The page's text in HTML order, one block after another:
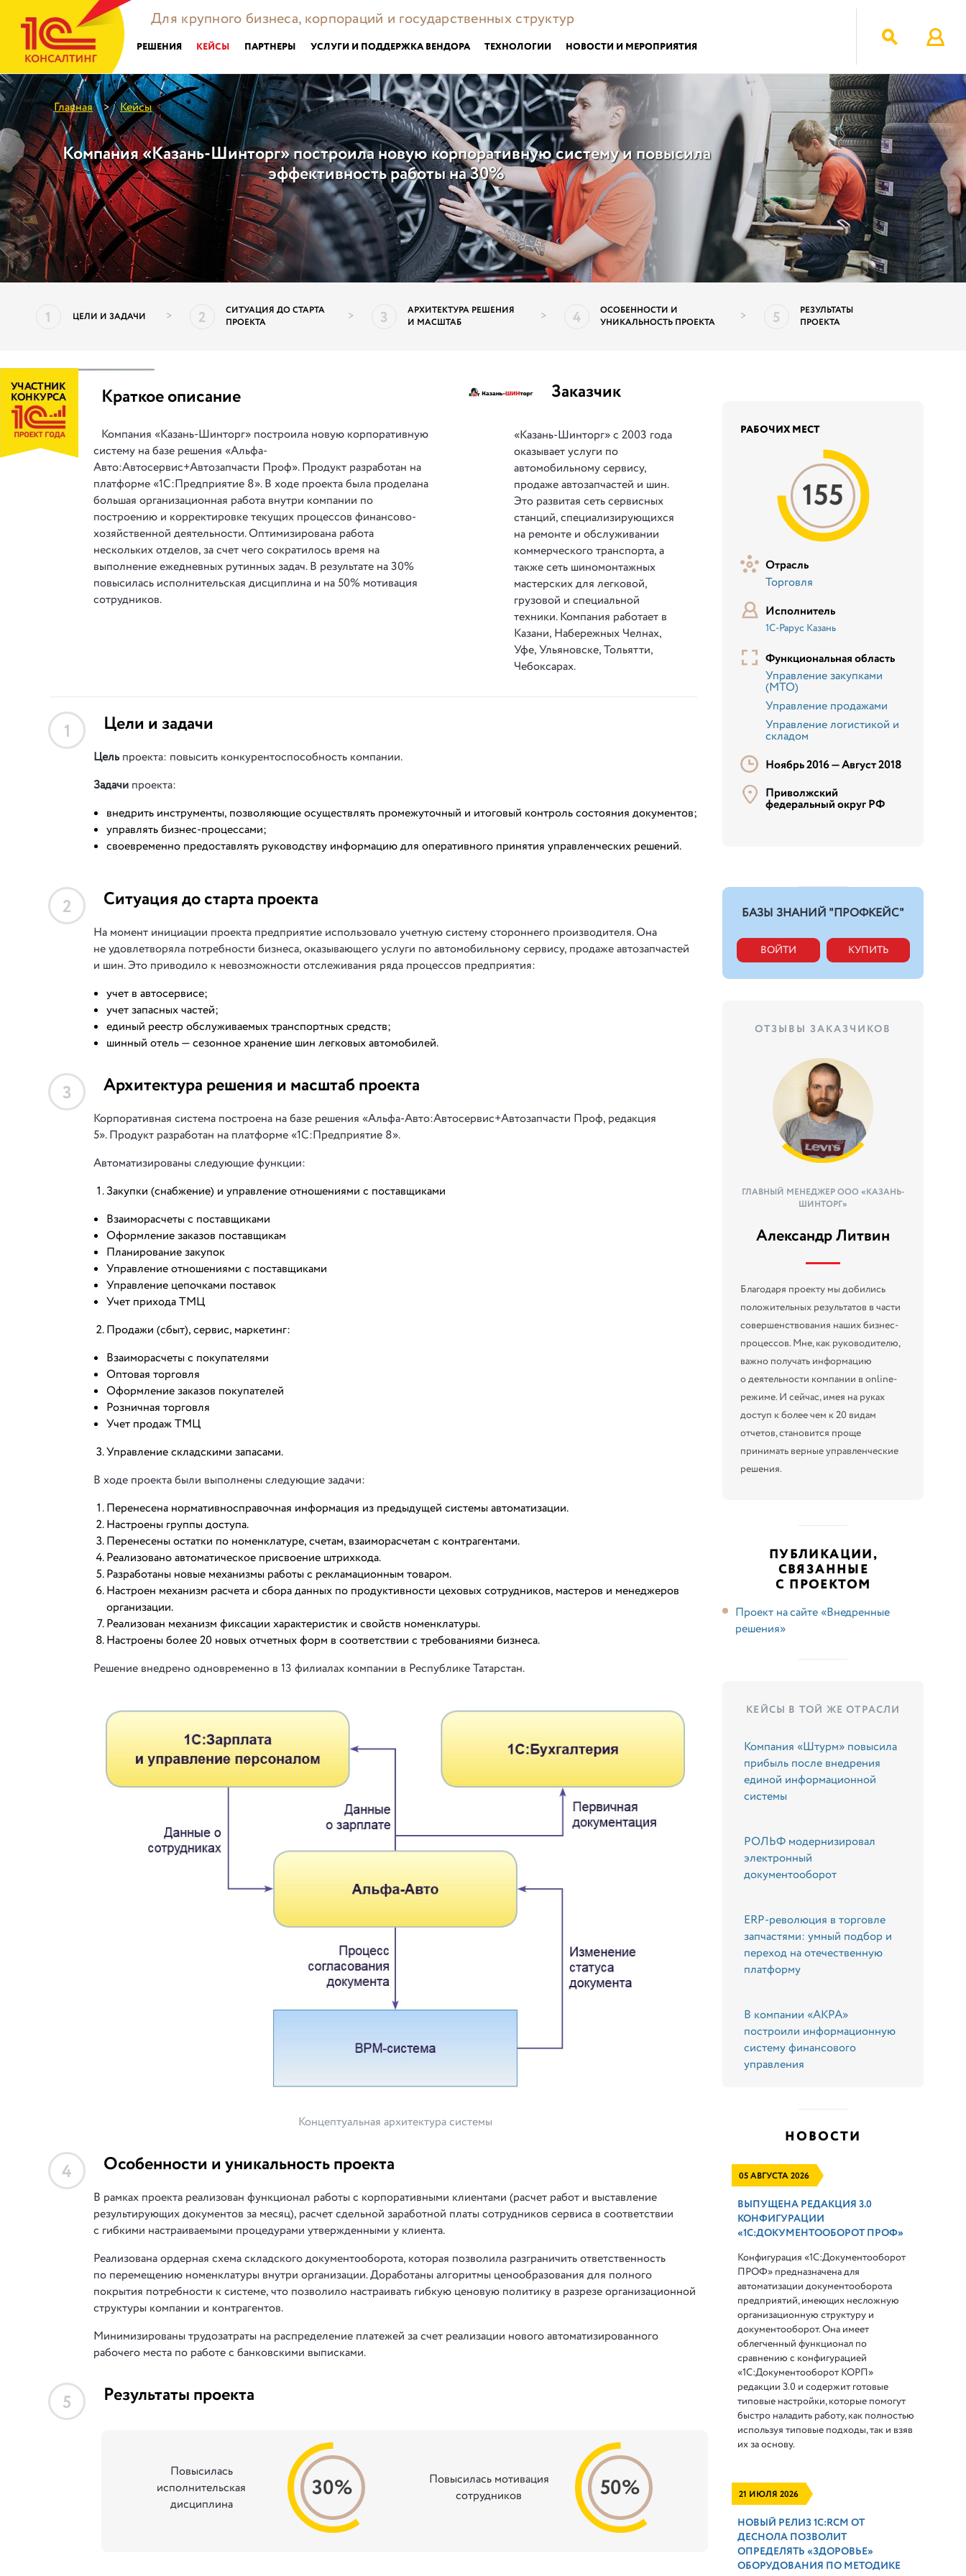
Для крупного бизнеса, корпораций и государственных структур
РЕШЕНИЯ КЕЙСЫ ПАРТНЕРЫ УСЛУГИ И ПОДДЕРЖКА ВЕНДОРА ТЕХНОЛОГИИ НОВОСТИ И МЕРОПРИЯТИЯ
Главная > Кейсы
Компания «Казань-Шинторг» построила новую корпоративную систему и повысила
эффективность работы на 30%
1 ЦЕЛИ И ЗАДАЧИ > 2
СИТУАЦИЯ ДО СТАРТА
ПРОЕКТА
> 3
АРХИТЕКТУРА РЕШЕНИЯ
И МАСШТАБ
> 4
ОСОБЕННОСТИ И
УНИКАЛЬНОСТЬ ПРОЕКТА
> 5
РЕЗУЛЬТАТЫ
ПРОЕКТА
|| Краткое описание
Компания «Казань-Шинторг» построила новую корпоративную
систему на базе решения «Альфа-
Авто:Автосервис+Автозапчасти Проф». Продукт разработан на
платформе «1С:Предприятие 8». В ходе проекта была проделана
большая организационная работа внутри компании по
построению и корректировке текущих процессов финансово-
хозяйственной деятельности. Оптимизирована работа
нескольких отделов, за счет чего сократилось время на
выполнение ежедневных рутинных задач. В результате на 30%
повысилась исполнительская дисциплина и на 50% мотивация
сотрудников.
Заказчик
«Казань-Шинторг» с 2003 года
оказывает услуги по
автомобильному сервису,
продаже автозапчастей и шин.
Это развитая сеть сервисных
станций, специализирующихся
на ремонте и обслуживании
коммерческого транспорта, а
также сеть шиномонтажных
мастерских для легковой,
грузовой и специальной
техники. Компания работает в
Казани, Набережных Челнах,
Уфе, Ульяновске, Тольятти,
Чебоксарах.
1 Цели и задачи
Цельпроекта: повысить конкурентоспособность компании.
Задачи проекта:
внедрить инструменты, позволяющие осуществлять промежуточный и итоговый контроль состояния документов;
управлять бизнес-процессами;
своевременно предоставлять руководству информацию для оперативного принятия управленческих решений.
2 Ситуация до старта проекта
На момент инициации проекта предприятие использовало учетную систему стороннего производителя. Она
не удовлетворяла потребности бизнеса, оказывающего услуги по автомобильному сервису, продаже автозапчастей
и шин. Это приводило к невозможности отслеживания ряда процессов предприятия:
учет в автосервисе;
учет запасных частей;
единый реестр обслуживаемых транспортных средств;
шинный отель — сезонное хранение шин легковых автомобилей.
3 Архитектура решения и масштаб проекта
Корпоративная система построена на базе решения «Альфа-Авто:Автосервис+Автозапчасти Проф, редакция
5». Продукт разработан на платформе «1С:Предприятие 8».
Автоматизированы следующие функции:
Закупки (снабжение) и управление отношениями с поставщиками
Взаиморасчеты с поставщиками
Оформление заказов поставщикам
Планирование закупок
Управление отношениями с поставщиками
Управление цепочками поставок
Учет прихода ТМЦ
Продажи (сбыт), сервис, маркетинг:
Взаиморасчеты с покупателями
Оптовая торговля
Оформление заказов покупателей
Розничная торговля
Учет продаж ТМЦ
Управление складскими запасами.
В ходе проекта были выполнены следующие задачи:
Перенесена нормативносправочная информация из предыдущей системы автоматизации.
Настроены группы доступа.
Перенесены остатки по номенклатуре, счетам, взаиморасчетам с контрагентами.
Реализовано автоматическое присвоение штрихкода.
Разработаны новые механизмы работы с рекламационным товаром.
Настроен механизм расчета и сбора данных по продуктивности цеховых сотрудников, мастеров и менеджеров
организации.
Реализован механизм фиксации характеристик и свойств номенклатуры.
Настроены более 20 новых отчетных форм в соответствии с требованиями бизнеса.
Решение внедрено одновременно в 13 филиалах компании в Республике Татарстан.
Концептуальная архитектура системы
4 Особенности и уникальность проекта
В рамках проекта реализован функционал работы с корпоративными клиентами (расчет работ и выставление
результирующих документов за месяц), расчет сдельной заработной платы сотрудников сервиса в соответствии
с гибкими настраиваемыми процедурами утвержденными у клиента.
Реализована ордерная схема складского документооборота, которая позволила разграничить ответственность
по перемещению номенклатуры внутри организации. Доработаны алгоритмы ценообразования для полного
покрытия потребности к системе, что позволило настраивать гибкую ценовую политику в разрезе организационной
структуры компании и контрагентов.
Минимизированы трудозатраты на распределение платежей за счет реализации нового автоматизированного
рабочего места по работе с банковскими выписками.
5 Результаты проекта
Повысилась
исполнительская
дисциплина
30%
Повысилась мотивация
сотрудников
50%
РАБОЧИХ МЕСТ
155
Отрасль
Торговля
Исполнитель
1С-Рарус Казань
Функциональная область
Управление закупками
(МТО)
Управление продажами
Управление логистикой и
складом
Ноябрь 2016 —Август 2018
Приволжский
федеральный округ РФ
БАЗЫ ЗНАНИЙ "ПРОФКЕЙС"
ВОЙТИ КУПИТЬ
ОТЗЫВЫ ЗАКАЗЧИКОВ
ГЛАВНЫЙ МЕНЕДЖЕР ООО «КАЗАНЬ-
ШИНТОРГ»
Александр Литвин
Благодаря проекту мы добились
положительных результатов в части
совершенствования наших бизнес-
процессов. Мне, как руководителю,
важно получать информацию
о деятельности компании в online-
режиме. И сейчас, имея на руках
доступ к более чем к 20 видам
отчетов, становится проще
принимать верные управленческие
решения.
ПУБЛИКАЦИИ,
СВЯЗАННЫЕ
С ПРОЕКТОМ
Проект на сайте «Внедренные
решения»
КЕЙСЫ В ТОЙ ЖЕ ОТРАСЛИ
Компания «Штурм» повысила
прибыль после внедрения
единой информационной
системы
РОЛЬФ модернизировал
электронный
документооборот
ERP-революция в торговле
запчастями: умный подбор и
переход на отечественную
платформу
В компании «АКРА»
построили информационную
систему финансового
управления
НОВОСТИ
05 АВГУСТА 2026
ВЫПУЩЕНА РЕДАКЦИЯ 3.0
КОНФИГУРАЦИИ
«1С:ДОКУМЕНТООБОРОТ ПРОФ»
Конфигурация «1С:Документооборот
ПРОФ» предназначена для
автоматизации документооборота
предприятий, имеющих несложную
организационную структуру и
документооборот. Она имеет
облегченный функционал по
сравнению с конфигурацией
«1С:Документооборот КОРП»
редакции 3.0 и содержит готовые
типовые настройки, которые помогут
быстро наладить работу, как полностью
используя типовые подходы, так и взяв
их за основу.
21 ИЮЛЯ 2026
НОВЫЙ РЕЛИЗ 1С:RCM ОТ
ДЕСНОЛА ПОЗВОЛИТ
ОПРЕДЕЛЯТЬ «ЗДОРОВЬЕ»
ОБОРУДОВАНИЯ ПО МЕТОДИКЕ